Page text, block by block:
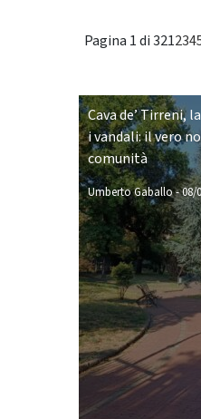
Pagina 1 di 321234
Cava de’ Tirreni,
i vandali: il vero
comunità
Umberto Gaballo-08/